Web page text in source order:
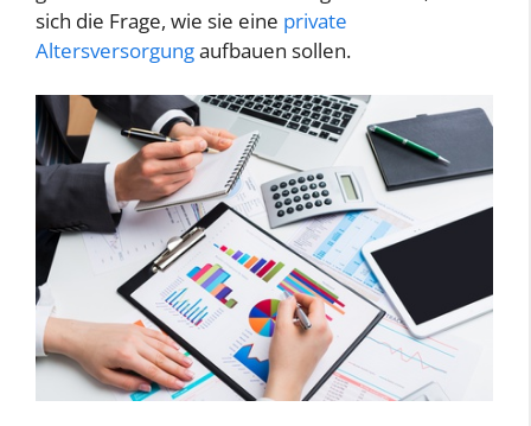
sich die Frage, wie sie eine private
Altersversorgungaufbauen sollen.